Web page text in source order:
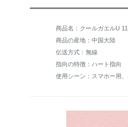
商品名：クールガエルU 11
商品の産地：中国大陸
伝送方式：無線
指向の特徴：ハート指向